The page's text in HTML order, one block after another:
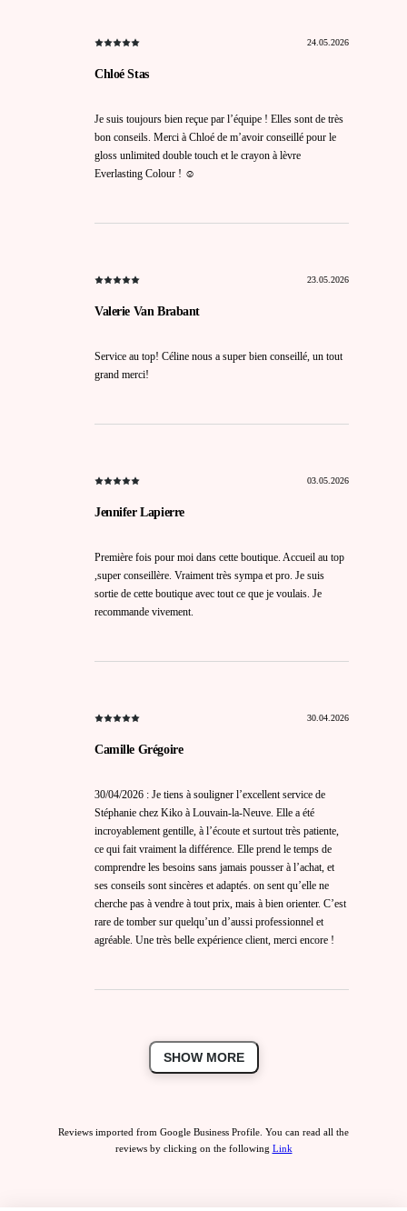
24.05.2026
Chloé Stas
Je suis toujours bien reçue par l’équipe ! Elles sont de très
bon conseils. Merci à Chloé de m’avoir conseillé pour le
gloss unlimited double touch et le crayon à lèvre
Everlasting Colour ! ☺️
23.05.2026
Valerie Van Brabant
Service au top! Céline nous a super bien conseillé, un tout
grand merci!
03.05.2026
Jennifer Lapierre
Première fois pour moi dans cette boutique. Accueil au top
,super conseillère. Vraiment très sympa et pro. Je suis
sortie de cette boutique avec tout ce que je voulais. Je
recommande vivement.
30.04.2026
Camille Grégoire
30/04/2026 : Je tiens à souligner l’excellent service de
Stéphanie chez Kiko à Louvain-la-Neuve. Elle a été
incroyablement gentille, à l’écoute et surtout très patiente,
ce qui fait vraiment la différence. Elle prend le temps de
comprendre les besoins sans jamais pousser à l’achat, et
ses conseils sont sincères et adaptés. on sent qu’elle ne
cherche pas à vendre à tout prix, mais à bien orienter. C’est
rare de tomber sur quelqu’un d’aussi professionnel et
agréable. Une très belle expérience client, merci encore !
SHOW MORE
Reviews imported from Google Business Profile. You can read all the
reviews by clicking on the following Link